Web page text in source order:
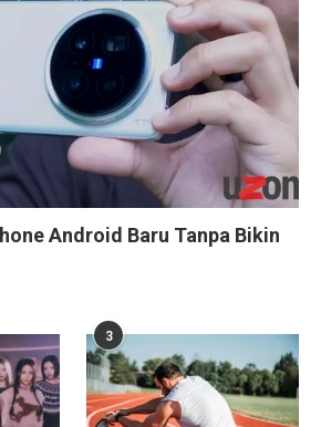
Android Baru Tanpa Bikin
3